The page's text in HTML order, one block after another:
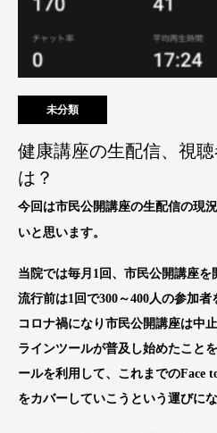
未分類
健康講座の生配信、視
は？
今回は市民公開講座の生配信の現
いと思います。
当院では毎月1回、市民公開講座
流行前は1回で300～400人の参加者
コロナ禍になり市民公開講座は中
ラインツールが普及し始めたこと
ールを利用して、これまでのFace
をカバーしていこうという運びに